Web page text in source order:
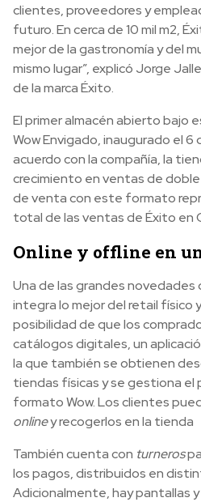
clientes, proveedores y
futuro. En cerca de 10 mil m2,
mejor de la gastronomía y del
mismo lugar”, explicó Jorge
de la marca Éxito.
El primer almacén abierto
Wow Envigado, inaugurado el 6
acuerdo con la compañía, la
crecimiento en ventas de
de venta con este formato
total de las ventas de Éxito en
Online y offline en
Una de las grandes novedades
integra lo mejor del retail físico
posibilidad de que los
catálogos digitales, un
la que también se obtienen
tiendas físicas y se gestiona el
formato Wow. Los clientes
onliney recogerlos en la tienda
También cuenta con turneros
los pagos, distribuidos en
Adicionalmente, hay pantallas